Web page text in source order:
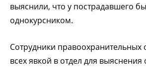
выяснили, что у пострадавшего
однокурсником.
Сотрудники правоохранительных
всех явкой в отдел для выяснения